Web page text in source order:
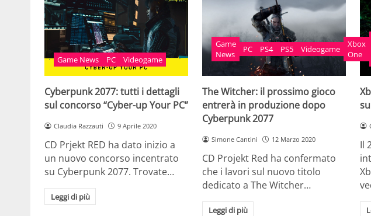
Game News PC Videogame
Cyberpunk 2077: tutti i dettagli
sul concorso “Cyber-up Your PC”
Claudia Razzauti 9 Aprile 2020
CD Prjekt RED ha dato inizio a
un nuovo concorso incentrato
su Cyberpunk 2077. Trovate…
Leggi di più
Game
News
PC PS4 PS5 Videogame
Xbox
One
The Witcher: il prossimo gioco
entrerà in produzione dopo
Cyberpunk 2077
Simone Cantini 12 Marzo 2020
CD Projekt Red ha confermato
che i lavori sul nuovo titolo
dedicato a The Witcher…
Leggi di più
Il